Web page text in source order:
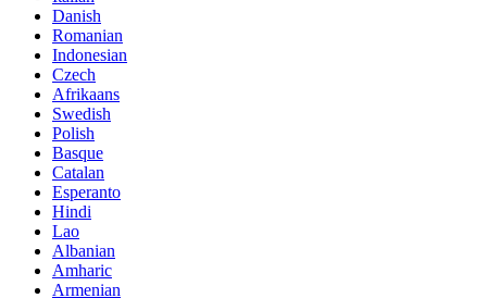
Danish
Romanian
Indonesian
Czech
Afrikaans
Swedish
Polish
Basque
Catalan
Esperanto
Hindi
Lao
Albanian
Amharic
Armenian